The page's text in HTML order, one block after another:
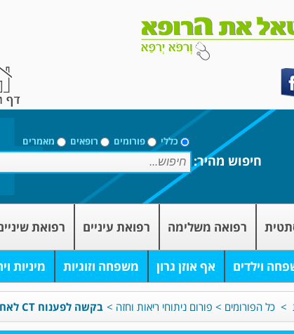
כללי פורומים רופאים מאמרים
חיפוש מהיר:
רפואה משלימה רפואת עיניים רפואת
וילדים אף אוזן גרון משפחה וזוגיות מיניות
> כל הפורומים > פורום ניתוחי ריאות וחזה > בקשה לפענוח CT לאחר היסטוריה אונקולוגית